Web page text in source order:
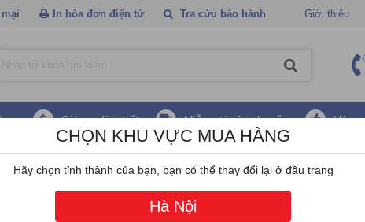
In hóa đơn điện tử Tra cứu bảo hành Giới thiệu
Giá ưu đãi nhất Miễn phí vận chuyển Hậu
CHỌN KHU VỰC MUA HÀNG
Hãy chọn tỉnh thành của bạn, bạn có thể thay đổi lại ở đầu trang
Hà Nội